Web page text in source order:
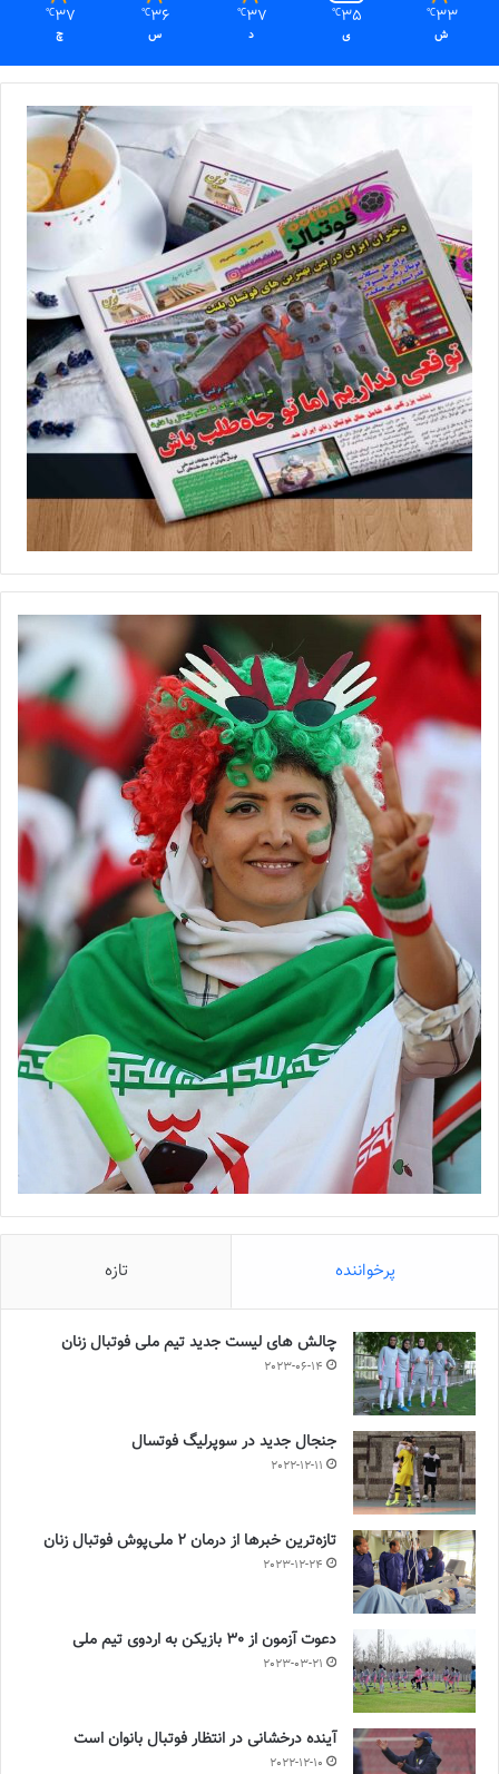
33
℃
ش
35
℃
ی
37
℃
د
36
℃
س
37
℃
چ
پرخواننده تازه
چالش هاى ليست جدید تيم ملى فوتبال زنان
2023-06-14
جنجال جدید در سوپرلیگ فوتسال
2022-12-11
تازه‌ترین خبرها از درمان ۲ ملی‌پوش فوتبال زنان
2023-12-24
دعوت آزمون از 30 بازیکن به اردوی تیم ملی
2023-03-21
آینده درخشانی در انتظار فوتبال بانوان است
2022-12-10